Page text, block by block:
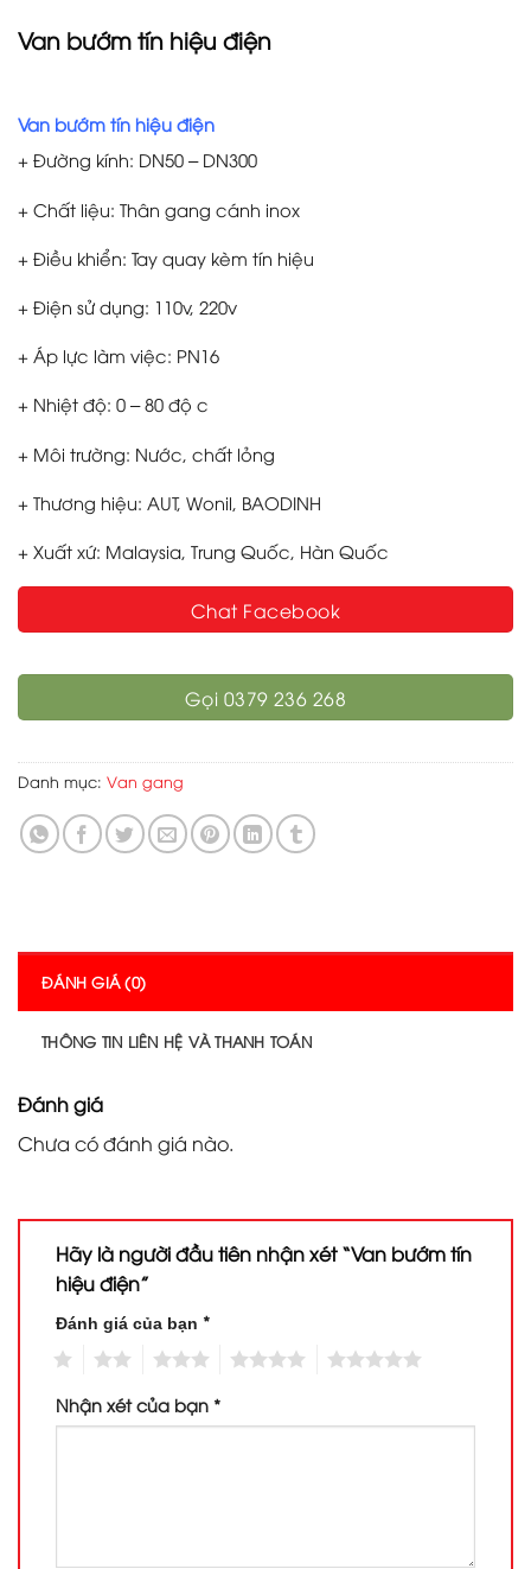
Van bướm tín hiệu điện
Van bướm tín hiệu điện
+ Đường kính: DN50 – DN300
+ Chất liệu: Thân gang cánh inox
+ Điều khiển: Tay quay kèm tín hiệu
+ Điện sử dụng: 110v, 220v
+ Áp lực làm việc: PN16
+ Nhiệt độ: 0 – 80 độ c
+ Môi trường: Nước, chất lỏng
+ Thương hiệu: AUT, Wonil, BAODINH
+ Xuất xứ: Malaysia, Trung Quốc, Hàn Quốc
Chat Facebook
Gọi 0379 236 268
Danh mục: Van gang
ĐÁNH GIÁ (0)
THÔNG TIN LIÊN HỆ VÀ THANH TOÁN
Đánh giá
Chưa có đánh giá nào.
Hãy là người đầu tiên nhận xét “Van bướm tín
hiệu điện”
Đánh giá của bạn *
Nhận xét của bạn *